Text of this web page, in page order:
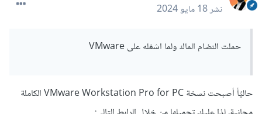
نشر18 مايو 2024
حملت النضام الماك ولما اشغله على VMware
حاليًأ أصبحت نسخة VMware Workstation Pro for PC الكاملة